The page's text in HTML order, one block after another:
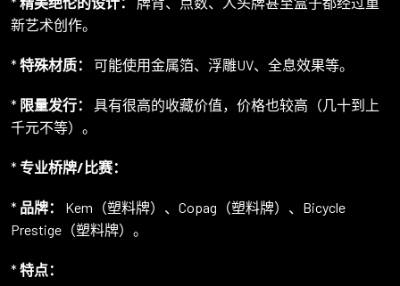
新艺术创作。
*特殊材质： 可能使用金属箔、浮雕UV、全息效果等。
* 限量发行：
具有很高的收藏价值，价格也较高（几十到上
千元不等）。
*专业桥牌/比赛：
* 品牌：
Kem（塑料牌）、Copag（塑料牌）、Bicycle
Prestige（塑料牌）。
*特点：